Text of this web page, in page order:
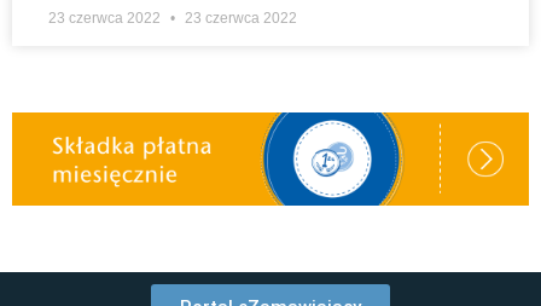
23 czerwca 2022 23 czerwca 2022